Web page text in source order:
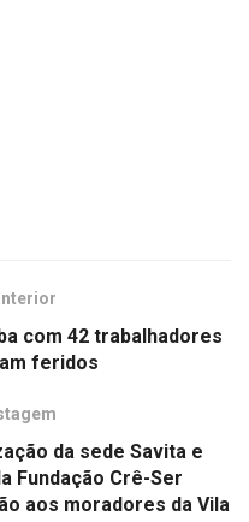
com 42 trabalhadores
feridos
da sede Savita e
Fundação Crê-Ser
aos moradores da Vila